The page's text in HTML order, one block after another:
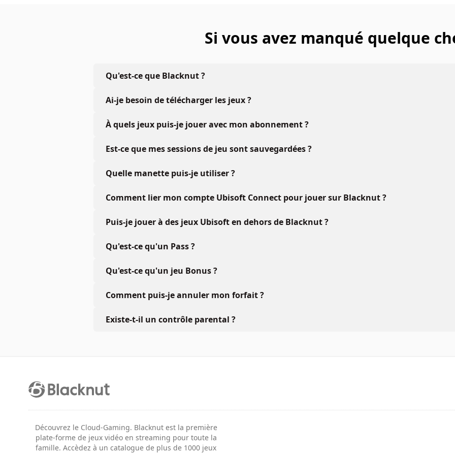
Si vous avez manqué quelque
Qu'est-ce que Blacknut ?
Ai-je besoin de télécharger les jeux ?
À quels jeux puis-je jouer avec mon abonnement ?
Est-ce que mes sessions de jeu sont sauvegardées ?
Quelle manette puis-je utiliser ?
Comment lier mon compte Ubisoft Connect pour jouer sur Blacknut ?
Puis-je jouer à des jeux Ubisoft en dehors de Blacknut ?
Qu'est-ce qu'un Pass ?
Qu'est-ce qu'un jeu Bonus ?
Comment puis-je annuler mon forfait ?
Existe-t-il un contrôle parental ?
Découvrez le Cloud-Gaming. Blacknut est la première
plate-forme de jeux vidéo en streaming pour toute la
famille. Accèdez à un catalogue de plus de 1000 jeux